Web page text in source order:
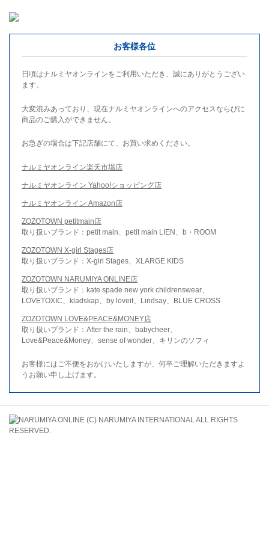
お客様各位
日頃はナルミヤオンラインをご利用いただき、誠にありがとうござい
ます。
大変混みあっており、現在ナルミヤオンラインへのアクセスならびに
商品のご購入ができません。
お急ぎの場合は下記店舗にて、お買い求めください。
ナルミヤオンライン楽天市場店
ナルミヤオンライン Yahoo!ショッピング店
ナルミヤオンライン Amazon店
ZOZOTOWN petitmain店
取り扱いブランド：petit main、petit main LIEN、b・ROOM
ZOZOTOWN X-girl Stages店
取り扱いブランド：X-girl Stages、XLARGE KIDS
ZOZOTOWN NARUMIYA ONLINE店
取り扱いブランド：kate spade new york childrenswear、
LOVETOXIC、kladskap、by loveit、Lindsay、BLUE CROSS
ZOZOTOWN LOVE&PEACE&MONEY店
取り扱いブランド：After the rain、babycheer、
Love&Peace&Money、sense of wonder、キリンのソフィ
お客様にはご不便をおかけいたしますが、何卒ご理解いただきますよ
うお願い申し上げます。